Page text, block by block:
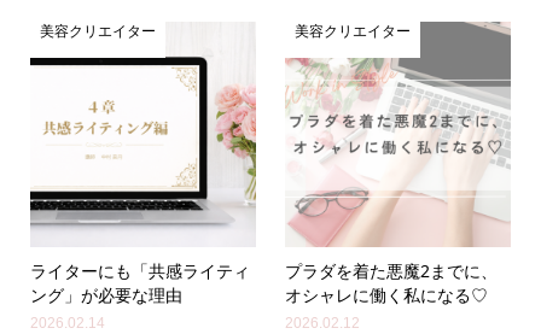
美容クリエイター
ライターにも「共感ライティ
ング」が必要な理由
2026.02.14
美容クリエイター
プラダを着た悪魔2までに、
オシャレに働く私になる♡
2026.02.12